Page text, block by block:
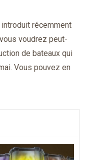
récemment
voudrez peut-
de bateaux qui
Vous pouvez en